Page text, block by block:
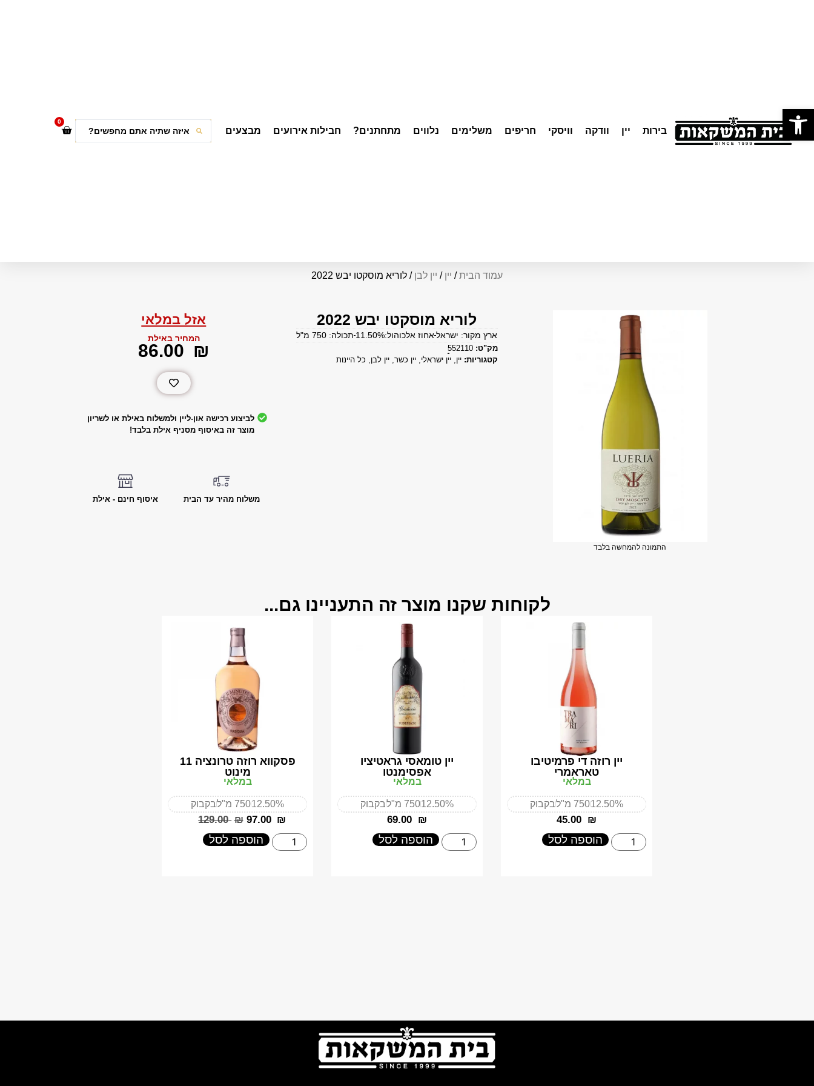
בירות יין וודקה וויסקי חריפים משלימים נלווים מתחתנים? חבילות אירועים מבצעים
0
עמוד הבית/ יין / יין לבן / לוריא מוסקטו יבש 2022
התמונה להמחשה בלבד
לוריא מוסקטו יבש 2022
ארץ מקור: ישראלאחוז אלכוהול:11.50% תכולה: 750 מ"ל
מק"ט:552110
קטגוריות: יין ,יין ישראלי ,יין כשר ,יין לבן כל היינות
אזל במלאי
המחיר באילת
‎86.00 ₪
לביצוע רכישה און-ליין ולמשלוח באילת או לשריון
מוצר זה באיסוף מסניף אילת בלבד!
משלוח מהיר עד הבית איסוף חינם - אילת
לקוחות שקנו מוצר זה התעניינו גם...
יין רוזה די פרמיטיבו
טאראמרי
במלאי
12.50%750 מ"ל בקבוק
‎45.00 ₪
הוספה לסל
יין טומאסי גראטיציו
אפסימנטו
במלאי
12.50%750 מ"ל בקבוק
‎69.00 ₪
הוספה לסל
פסקווא רוזה טרונציה 11
מינוט
במלאי
12.50%750 מ"ל בקבוק
‎129.00 ₪ ‎97.00 ₪
הוספה לסל
פתח סרגל נגישות